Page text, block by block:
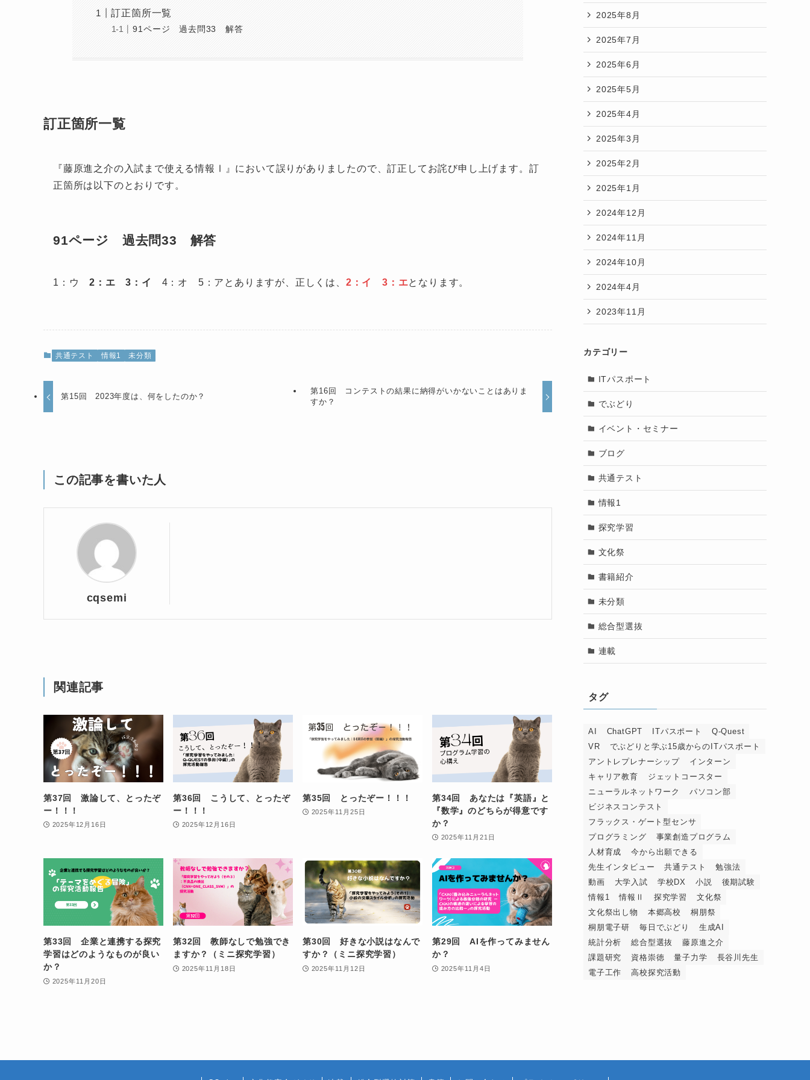
訂正箇所一覧
91ページ 過去問33 解答
訂正箇所一覧
『藤原進之介の入試まで使える情報Ⅰ』において誤りがありましたので、訂正してお詫び申し上げます。訂
正箇所は以下のとおりです。
91ページ 過去問33 解答
1：ウ2：エ 3：イ 4：オ 5：アとありますが、正しくは、 2：イ 3：エとなります。
共通テスト 情報1 未分類
第15回 2023年度は、何をしたのか？
第16回 コンテストの結果に納得がいかないことはありま
すか？
この記事を書いた人
cqsemi
関連記事
第37回 激論して、とったぞ
ー！！！
2025年12月16日
第36回 こうして、とったぞ
ー！！！
2025年12月16日
第35回 とったぞー！！！
2025年11月25日
第34回 あなたは『英語』と
『数学』のどちらが得意です
か？
2025年11月21日
第33回 企業と連携する探究
学習はどのようなものが良い
か？
2025年11月20日
第32回 教師なしで勉強でき
ますか？（ミニ探究学習）
2025年11月18日
第30回 好きな小説はなんで
すか？（ミニ探究学習）
2025年11月12日
第29回 AIを作ってみません
か？
2025年11月4日
2025年8月
2025年7月
2025年6月
2025年5月
2025年4月
2025年3月
2025年2月
2025年1月
2024年12月
2024年11月
2024年10月
2024年4月
2023年11月
カテゴリー
ITパスポート
でぶどり
イベント・セミナー
ブログ
共通テスト
情報1
探究学習
文化祭
書籍紹介
未分類
総合型選抜
連載
タグ
AI ChatGPT ITパスポート
Q-Quest
VR
でぶどりと学ぶ15歳からのITパスポート
アントレプレナーシップ
インターン
キャリア教育
ジェットコースター
ニューラルネットワーク
パソコン部
ビジネスコンテスト
フラックス・ゲート型センサ
プログラミング
事業創造プログラム
人材育成
今から出願できる
先生インタビュー
共通テスト
勉強法
動画
大学入試 学校DX 小説
後期試験
情報1
情報Ⅱ 探究学習
文化祭
文化祭出し物
本郷高校
桐朋祭
桐朋電子研
毎日でぶどり
生成AI
統計分析
総合型選抜
藤原進之介
課題研究
資格崇徳 量子力学
長谷川先生
電子工作
高校探究活動